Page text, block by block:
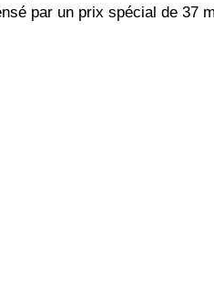
par un prix spécial de 37